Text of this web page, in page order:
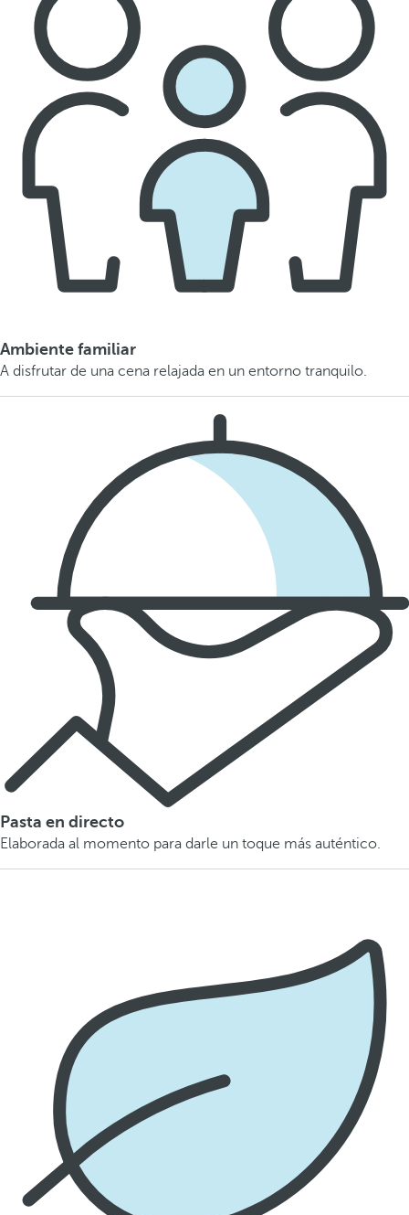
Ambiente familiar
A disfrutar de una cena relajada en un entorno tranquilo.
Pasta en directo
Elaborada al momento para darle un toque más auténtico.